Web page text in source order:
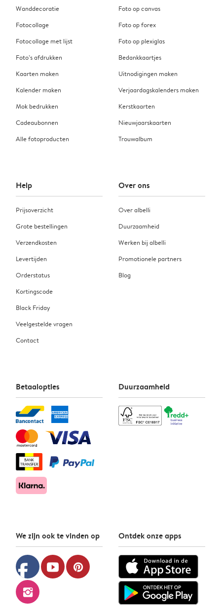
Wanddecoratie
Fotocollage
Fotocollage met lijst
Foto’s afdrukken
Kaarten maken
Kalender maken
Mok bedrukken
Cadeaubonnen
Alle fotoproducten
Foto op canvas
Foto op forex
Foto op plexiglas
Bedankkaartjes
Uitnodigingen maken
Verjaardagskalenders maken
Kerstkaarten
Nieuwjaarskaarten
Trouwalbum
Help
Prijsoverzicht
Grote bestellingen
Verzendkosten
Levertijden
Orderstatus
Kortingscode
Black Friday
Veelgestelde vragen
Contact
Over ons
Over albelli
Duurzaamheid
Werken bij albelli
Promotionele partners
Blog
Betaalopties Duurzaamheid
We zijn ook te vinden op
facebook youtube pinterest
instagram
Ontdek onze apps